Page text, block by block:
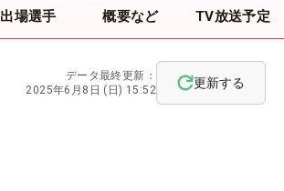
出場選手 概要など TV放送予定
データ最終更新：
2025年6月8日 (日) 15:52
更新する